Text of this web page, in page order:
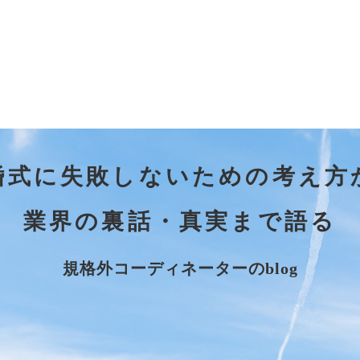
式に失敗しないための考え方
業界の裏話・真実まで語る
規格外コーディネーターのblog